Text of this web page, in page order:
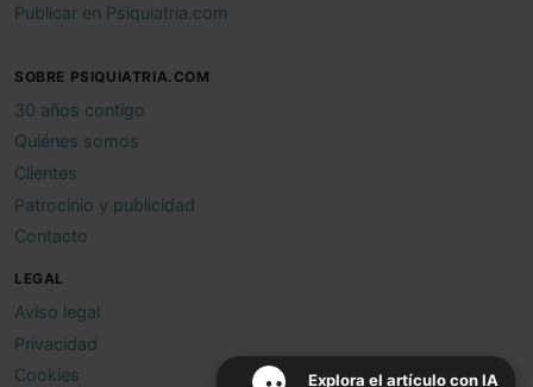
Explora el artículo con IA
Publicar en Psiquiatria.com
SOBRE PSIQUIATRIA.COM
30 años contigo
Quiénes somos
Clientes
Patrocinio y publicidad
Contacto
LEGAL
Aviso legal
Privacidad
Cookies